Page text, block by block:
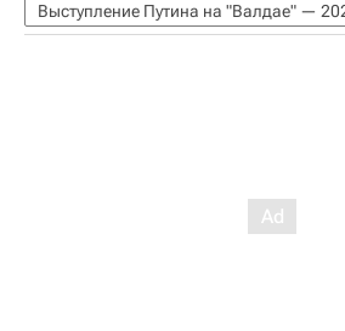
Выступление Путина на "Валдае" —